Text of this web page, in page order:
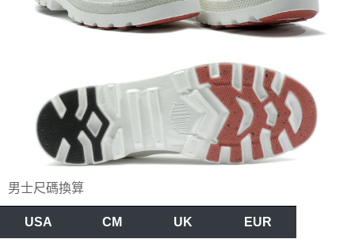
男士尺碼換算
USA CM UK EUR